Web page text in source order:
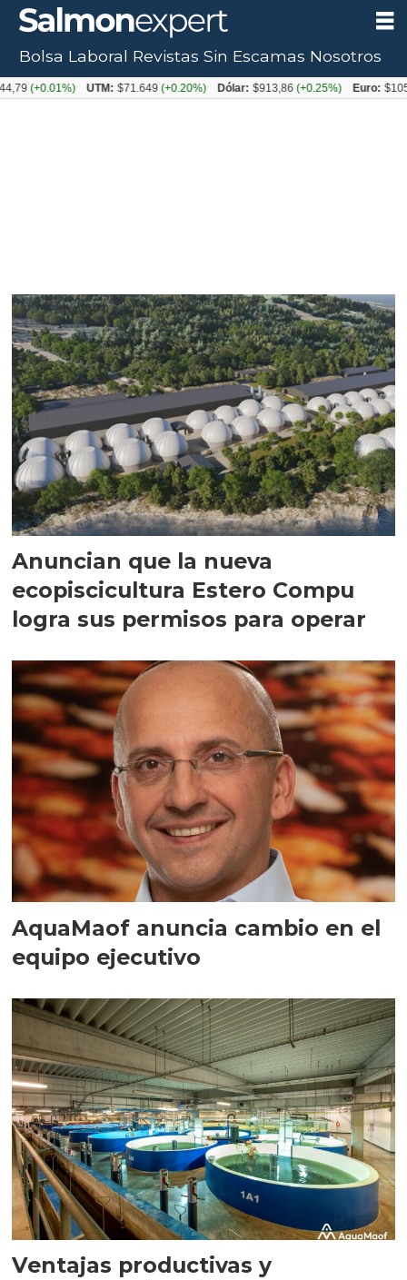
Tag:
Anuncian que la nueva
ecopiscicultura Estero Compu
logra sus permisos para operar
AquaMaof anuncia cambio en el
equipo ejecutivo
Ventajas productivas y
Bolsa Laboral Revistas Sin Escamas Nosotros
UTM: $71.649 (+0.20%) Dólar: $913,86 (+0.25%) Euro: $1053,08(-